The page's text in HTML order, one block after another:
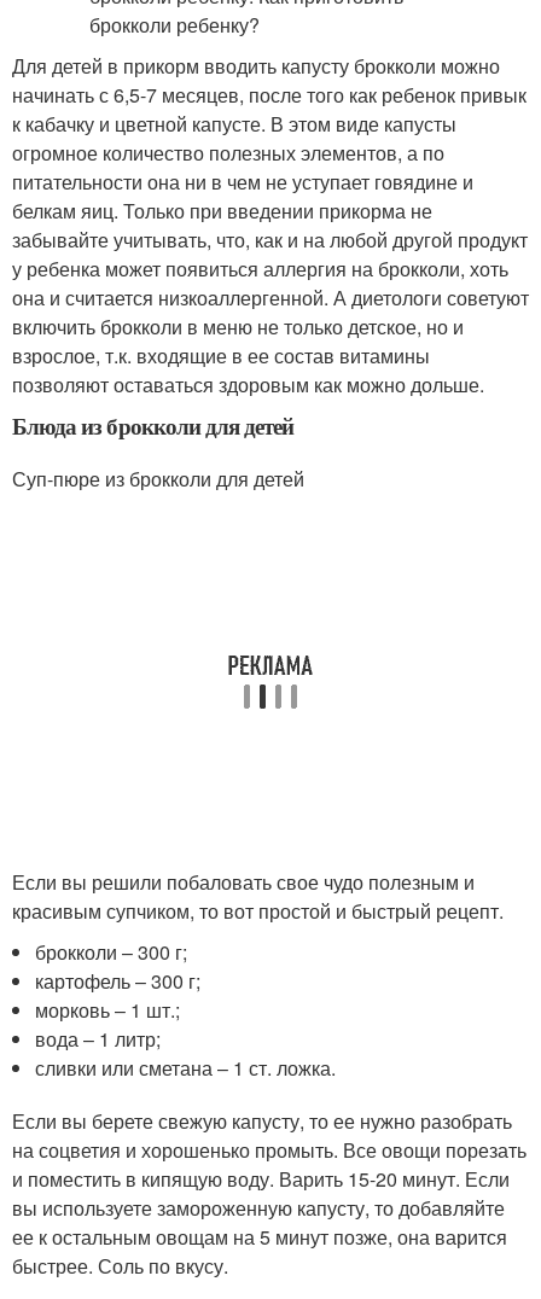
Для детей в прикорм вводить капусту брокколи можно
начинать с 6,5-7 месяцев, после того как ребенок привык
к кабачку и цветной капусте. В этом виде капусты
огромное количество полезных элементов, а по
питательности она ни в чем не уступает говядине и
белкам яиц. Только при введении прикорма не
забывайте учитывать, что, как и на любой другой продукт
у ребенка может появиться аллергия на брокколи, хоть
она и считается низкоаллергенной. А диетологи советуют
включить брокколи в меню не только детское, но и
взрослое, т.к. входящие в ее состав витамины
позволяют оставаться здоровым как можно дольше.
Блюда из брокколи для детей
Суп-пюре из брокколи для детей
Если вы решили побаловать свое чудо полезным и
красивым супчиком, то вот простой и быстрый рецепт.
брокколи – 300 г;
картофель – 300 г;
морковь – 1 шт.;
вода – 1 литр;
сливки или сметана – 1 ст. ложка.
Если вы берете свежую капусту, то ее нужно разобрать
на соцветия и хорошенько промыть. Все овощи порезать
и поместить в кипящую воду. Варить 15-20 минут. Если
вы используете замороженную капусту, то добавляйте
ее к остальным овощам на 5 минут позже, она варится
быстрее. Соль по вкусу.